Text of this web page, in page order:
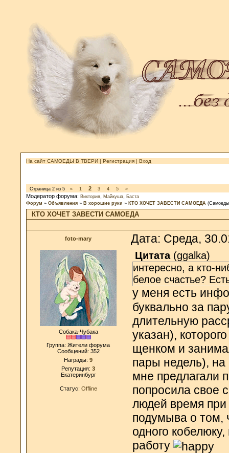
На сайт САМОЕДЫ В ТВЕРИ | Регистрация | Вход
Страница 2 из 5 « 1 2 3 4 5 »
Модератор форума: Виктория Майкуша
Баста
Форум » Объявления » В хорошие руки » КТО ХОЧЕТ ЗАВЕСТИ САМОЕДА (Самоеды
КТО ХОЧЕТ ЗАВЕСТИ САМОЕДА
foto-mary Дата: Среда,
Собака-Чубака
Группа: Жители форума
Сообщений: 352
Награды: 9
Репутация: 3
Екатеринбург
Статус: Offline
Цитата(ggalka)
интересно, а кто-
белое счастье?
у меня есть
буквально за
длительную
указан),
щенком и
пары недель),
мне предлагали
попросила свое
людей время при
подумыва о том,
одного
работу